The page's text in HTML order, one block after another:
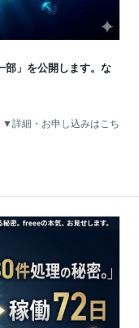
部」を公開します。な
詳細・お申し込みはこち